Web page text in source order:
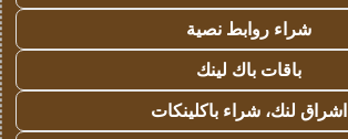
شراء روابط نصية
باقات باك لينك
اشراق لنك، شراء باكلينكات